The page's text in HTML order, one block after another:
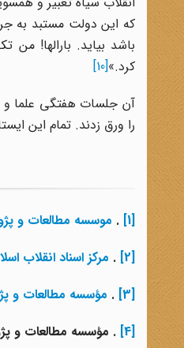
که این دولت مستبد به
باشد بیاید. بارالها!
کرد.»[10]
آن جلسات هفتگی علما و
را ورق زدند. تمام این
[1]
. موسسه مطالعات و
[2]
. مرکز اسناد انقلاب
[3]
. مؤسسه مطالعات و
[4]
. مؤسسه مطالعات و